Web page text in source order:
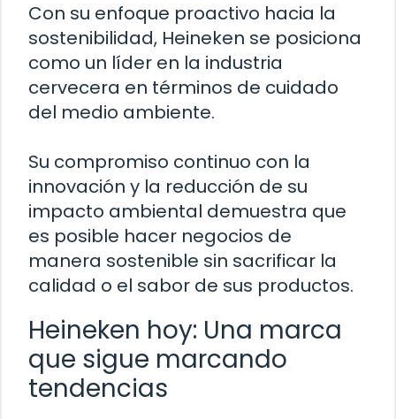
Con su enfoque proactivo hacia la
sostenibilidad, Heineken se posiciona
como un líder en la industria
cervecera en términos de cuidado
del medio ambiente.
Su compromiso continuo con la
innovación y la reducción de su
impacto ambiental demuestra que
es posible hacer negocios de
manera sostenible sin sacrificar la
calidad o el sabor de sus productos.
Heineken hoy: Una marca
que sigue marcando
tendencias